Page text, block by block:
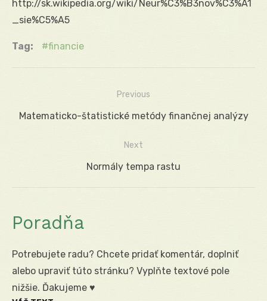
http://sk.wikipedia.org/wiki/Neur%C3%B3nov%C3%A1
_sie%C5%A5
Tag: financie
Navigácia
Previous
Previous
Matematicko-štatistické metódy finančnej analýzy
Next
Next
Normály tempa rastu
Poradňa
Potrebujete radu? Chcete pridať komentár, doplniť
alebo upraviť túto stránku? Vyplňte textové pole
nižšie. Ďakujeme ♥